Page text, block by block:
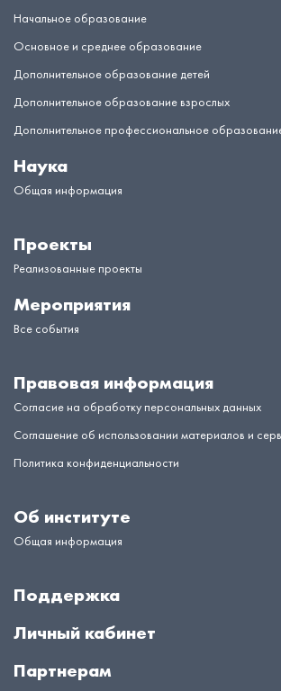
Начальное образование
Основное и среднее образование
Дополнительное образование детей
Дополнительное образование взрослых
Дополнительное профессиональное
Наука
Общая информация
Проекты
Реализованные проекты
Мероприятия
Все события
Правовая информация
Согласие на обработку персональных данных
Соглашение об использовании материалов и
Политика конфиденциальности
Об институте
Общая информация
Поддержка
Личный кабинет
Партнерам